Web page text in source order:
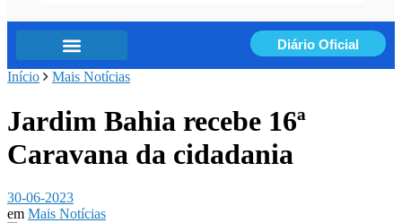
Diário Oficial
Início Mais Notícias
Jardim Bahia recebe 16ª
Caravana da cidadania
30-06-2023
em Mais Notícias